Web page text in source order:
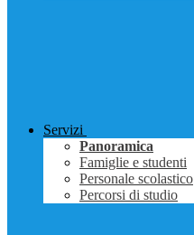
Servizi
Panoramica
Famiglie e studenti
Personale scolastico
Percorsi di studio